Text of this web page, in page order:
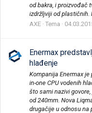
od bakra, i proizvođač
izdržljviji od plastičnih.
AXE Tema
Enermax
hlađenje
Kompanija Enermax je
in-one CPU vodenih
što sami nazivi
od 240mm. Nova
drugačije u odnosu na